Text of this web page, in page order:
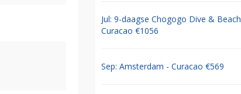
Jul: 9-daagse Chogogo Dive & Beach
Curacao €1056
Sep: Amsterdam - Curacao €569